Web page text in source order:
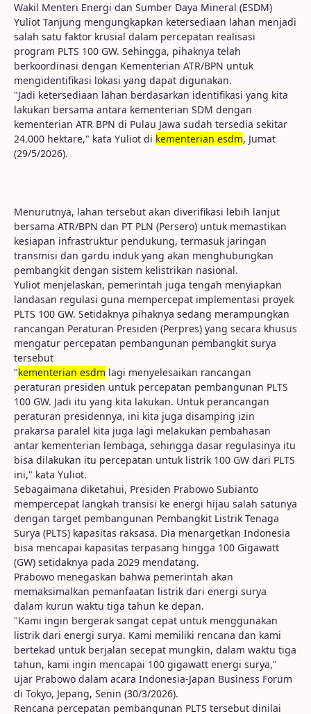
Wakil Menteri Energi dan Sumber Daya Mineral (ESDM)
Yuliot Tanjung mengungkapkan ketersediaan lahan menjadi
salah satu faktor krusial dalam percepatan realisasi
program PLTS 100 GW. Sehingga, pihaknya telah
berkoordinasi dengan Kementerian ATR/BPN untuk
mengidentifikasi lokasi yang dapat digunakan.
"Jadi ketersediaan lahan berdasarkan identifikasi yang kita
lakukan bersama antara kementerian SDM dengan
kementerian ATR BPN di Pulau Jawa sudah tersedia sekitar
24.000 hektare," kata Yuliot di kementerian esdm, Jumat
(29/5/2026).
Menurutnya, lahan tersebut akan diverifikasi lebih lanjut
bersama ATR/BPN dan PT PLN (Persero) untuk memastikan
kesiapan infrastruktur pendukung, termasuk jaringan
transmisi dan gardu induk yang akan menghubungkan
pembangkit dengan sistem kelistrikan nasional.
Yuliot menjelaskan, pemerintah juga tengah menyiapkan
landasan regulasi guna mempercepat implementasi proyek
PLTS 100 GW. Setidaknya pihaknya sedang merampungkan
rancangan Peraturan Presiden (Perpres) yang secara khusus
mengatur percepatan pembangunan pembangkit surya
tersebut
"kementerian esdm lagi menyelesaikan rancangan
peraturan presiden untuk percepatan pembangunan PLTS
100 GW. Jadi itu yang kita lakukan. Untuk perancangan
peraturan presidennya, ini kita juga disamping izin
prakarsa paralel kita juga lagi melakukan pembahasan
antar kementerian lembaga, sehingga dasar regulasinya itu
bisa dilakukan itu percepatan untuk listrik 100 GW dari PLTS
ini," kata Yuliot.
Sebagaimana diketahui, Presiden Prabowo Subianto
mempercepat langkah transisi ke energi hijau salah satunya
dengan target pembangunan Pembangkit Listrik Tenaga
Surya (PLTS) kapasitas raksasa. Dia menargetkan Indonesia
bisa mencapai kapasitas terpasang hingga 100 Gigawatt
(GW) setidaknya pada 2029 mendatang.
Prabowo menegaskan bahwa pemerintah akan
memaksimalkan pemanfaatan listrik dari energi surya
dalam kurun waktu tiga tahun ke depan.
"Kami ingin bergerak sangat cepat untuk menggunakan
listrik dari energi surya. Kami memiliki rencana dan kami
bertekad untuk berjalan secepat mungkin, dalam waktu tiga
tahun, kami ingin mencapai 100 gigawatt energi surya,"
ujar Prabowo dalam acara Indonesia-Japan Business Forum
di Tokyo, Jepang, Senin (30/3/2026).
Rencana percepatan pembangunan PLTS tersebut dinilai